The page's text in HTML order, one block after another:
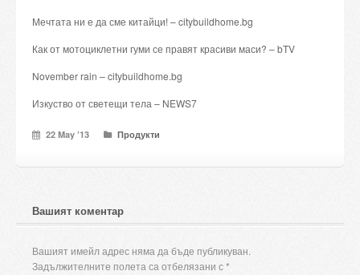
Candles and candle holders
Others
Мечтата ни е да сме китайци! – citybuildhome.bg
Как от мотоциклетни гуми се правят красиви маси? – bTV
November rain – citybuildhome.bg
Изкуство от светещи тела – NEWS7
22 May ’13 Продукти
Вашият коментар
Вашият имейл адрес няма да бъде публикуван.
Задължителните полета са отбелязани с*